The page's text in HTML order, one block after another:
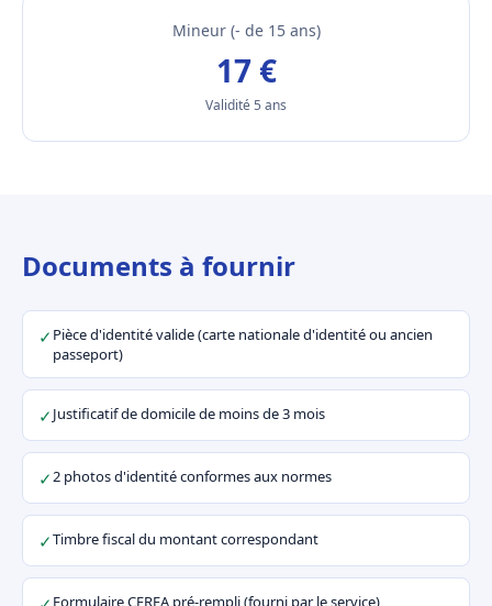
Mineur (- de 15 ans)
17 €
Validité 5 ans
Documents à fournir
✓ Pièce d'identité valide (carte nationale d'identité ou ancien
passeport)
✓Justificatif de domicile de moins de 3 mois
✓2 photos d'identité conformes aux normes
✓Timbre fiscal du montant correspondant
Formulaire CERFA pré-rempli (fourni par le service)